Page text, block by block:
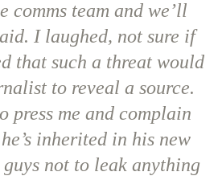
comms team and we’ll
I laughed, not sure if
that such a threat would
to reveal a source.
press me and complain
inherited in his new
guys not to leak anything